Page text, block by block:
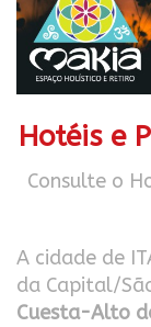
Hotéis e
Consulte o
A cidade de
da Capital/
Cuesta-Alto